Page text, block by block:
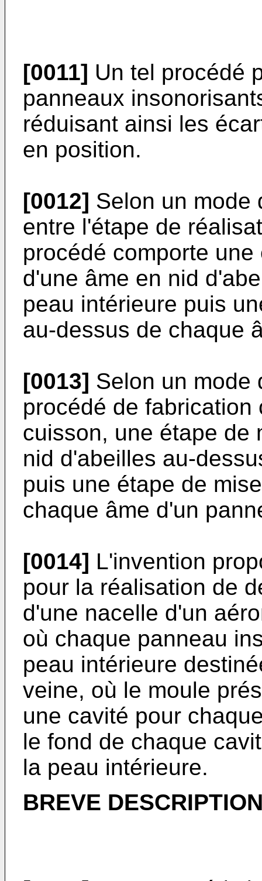
[0011] Un tel procédé
panneaux
réduisant ainsi les
en position.
[0012] Selon un mode
entre l'étape de
procédé comporte
d'une âme en nid
peau intérieure puis
au-dessus de chaque
[0013] Selon un mode
procédé de
cuisson, une étape de
nid d'abeilles au-
puis une étape de
chaque âme d'un
[0014] L'invention
pour la réalisation de
d'une nacelle d'un
où chaque panneau
peau intérieure
veine, où le moule
une cavité pour
le fond de chaque
la peau intérieure.
BREVE